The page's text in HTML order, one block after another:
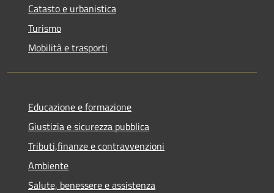
Catasto e urbanistica
Turismo
Mobilità e trasporti
Educazione e formazione
Giustizia e sicurezza pubblica
Tributi,finanze e contravvenzioni
Ambiente
Salute, benessere e assistenza